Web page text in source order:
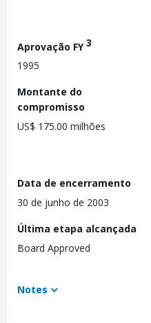
Aprovação FY3
1995
Montante do
compromisso
US$ 175.00 milhões
Data de encerramento
30 de junho de 2003
Última etapa alcançada
Board Approved
Notes